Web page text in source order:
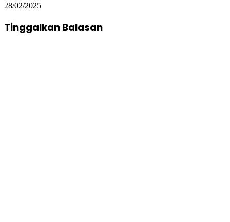
28/02/2025
Tinggalkan Balasan